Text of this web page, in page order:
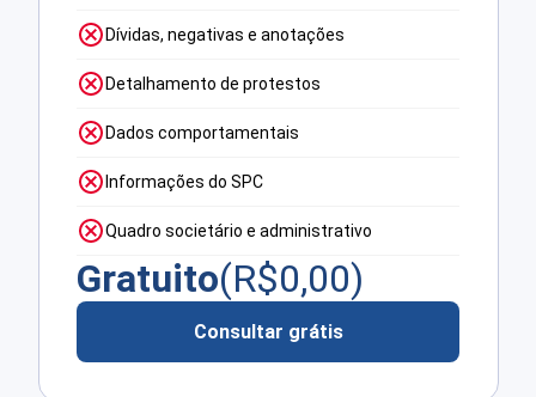
Dívidas, negativas e anotações
Detalhamento de protestos
Dados comportamentais
Informações do SPC
Quadro societário e administrativo
Gratuito(R$0,00)
Consultar grátis